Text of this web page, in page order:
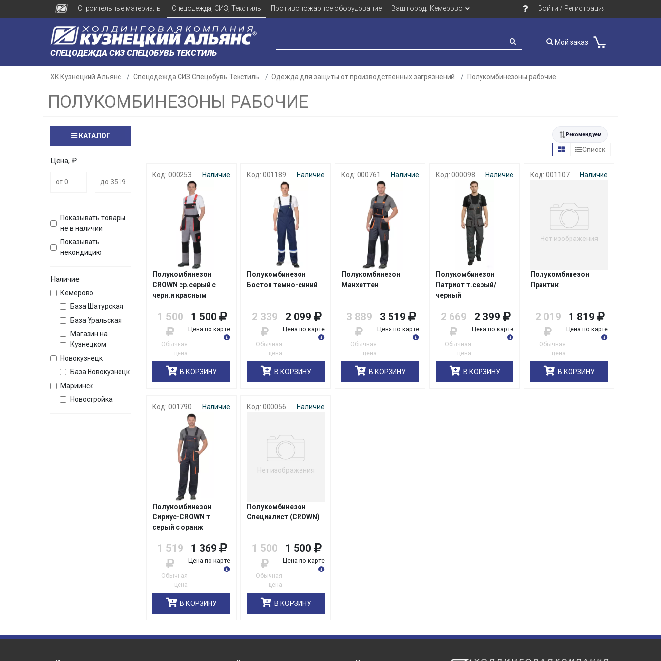
Строительные материалы Спецодежда, СИЗ, Текстиль Противопожарное оборудование Ваш город: Кемерово Войти / Регистрация
СПЕЦОДЕЖДА СИЗ СПЕЦОБУВЬ ТЕКСТИЛЬ
Мой заказ
ХК Кузнецкий Альянс Спецодежда СИЗ Спецобувь Текстиль Одежда для защиты от производственных загрязнений Полукомбинезоны рабочие
ПОЛУКОМБИНЕЗОНЫ РАБОЧИЕ
КАТАЛОГ
Цена, ₽
Показывать товары
не в наличии
Показывать
некондицию
Наличие
Кемерово
База Шатурская
База Уральская
Магазин на
Кузнецком
Новокузнецк
База Новокузнецк
Мариинск
Новостройка
Рекомендуем
Список
Код: 000253 Наличие
Полукомбинезон
CROWN ср.серый с
черн.и красным
1 500
Обычная
цена
1 500
Цена по карте
В КОРЗИНУ
Код: 001189 Наличие
Полукомбинезон
Бостон темно-синий
2 339
Обычная
цена
2 099
Цена по карте
В КОРЗИНУ
Код: 000761 Наличие
Полукомбинезон
Манхеттен
3 889
Обычная
цена
3 519
Цена по карте
В КОРЗИНУ
Код: 000098 Наличие
Полукомбинезон
Патриот т.серый/
черный
2 669
Обычная
цена
2 399
Цена по карте
В КОРЗИНУ
Код: 001107 Наличие
Нет изображения
Полукомбинезон
Практик
2 019
Обычная
цена
1 819
Цена по карте
В КОРЗИНУ
Код: 001790 Наличие
Полукомбинезон
Сириус-CROWN т
серый с оранж
1 519
Обычная
цена
1 369
Цена по карте
В КОРЗИНУ
Код: 000056 Наличие
Нет изображения
Полукомбинезон
Специалист (CROWN)
1 500
Обычная
цена
1 500
Цена по карте
В КОРЗИНУ